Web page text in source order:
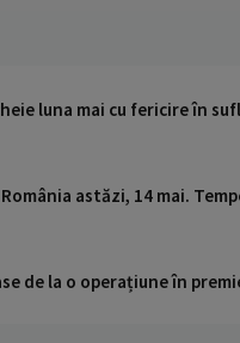
luna mai cu fericire în
astăzi, 14 mai.
de la o operațiune în